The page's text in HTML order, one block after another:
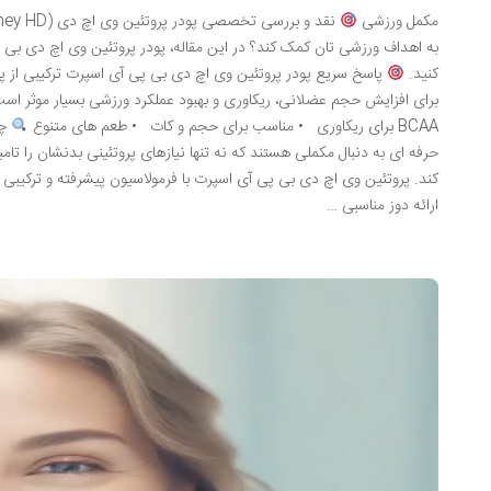
مکمل ورزشی
به اهداف ورزشی تان کمک کند؟ در این مقاله، پودر پروتئین وی اچ دی
کنید.
پاسخ سریع پودر پروتئین وی اچ دی بی پی آی اسپرت ترکیبی
برای افزایش حجم عضلانی، ریکاوری و بهبود عملکرد ورزشی بسیار موثر
BCAA برای ریکاوری • مناسب برای حجم و کات • طعم های متنوع
حرفه ای به دنبال مکملی هستند که نه تنها نیازهای پروتئینی بدنشان
کند. پروتئین وی اچ دی بی پی آی اسپرت با فرمولاسیون پیشرفته و
ارائه دوز مناسبی …